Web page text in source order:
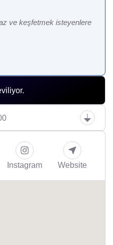
ve keşfetmek isteyenlere
Instagram Website